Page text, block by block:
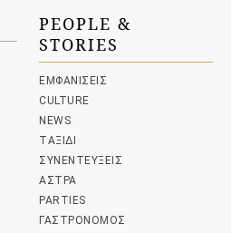
PEOPLE &
STORIES
ΕΜΦΑΝΙΣΕΙΣ
CULTURE
NEWS
ΤΑΞΙΔΙ
ΣΥΝΕΝΤΕΥΞΕΙΣ
ΑΣΤΡΑ
PARTIES
ΓΑΣΤΡΟΝΟΜΟΣ